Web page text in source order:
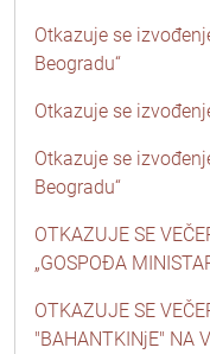
Otkazuje se
Beogradu“
Otkazuje se
Otkazuje se
Beogradu“
OTKAZUJE SE
„GOSPOĐA
OTKAZUJE SE
"BAHANTKINjE" NA